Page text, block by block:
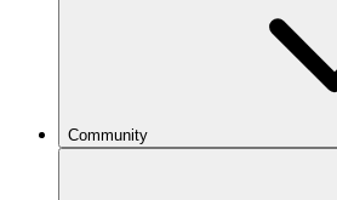
Community